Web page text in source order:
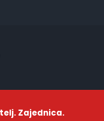
Zajednica.